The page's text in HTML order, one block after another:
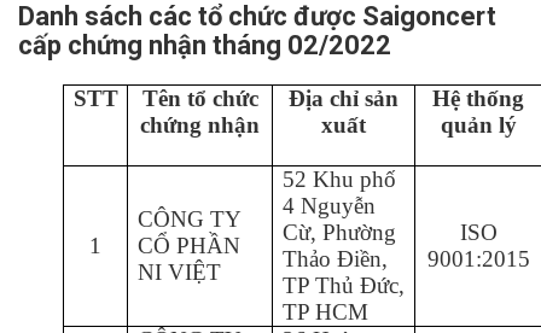
Danh sách các tổ chức được Saigoncert
cấp chứng nhận tháng 02/2022
STT
Tên tổ chức
chứng nhận
Địa chỉ sản
xuất
Hệ thống
quản lý
1
CÔNG TY
CỔ PHẦN
NI VIỆT
52 Khu phố
4 Nguyễn
Cừ, Phường
Thảo Điền,
TPThủ Đức,
TP HCM
ISO
9001:2015